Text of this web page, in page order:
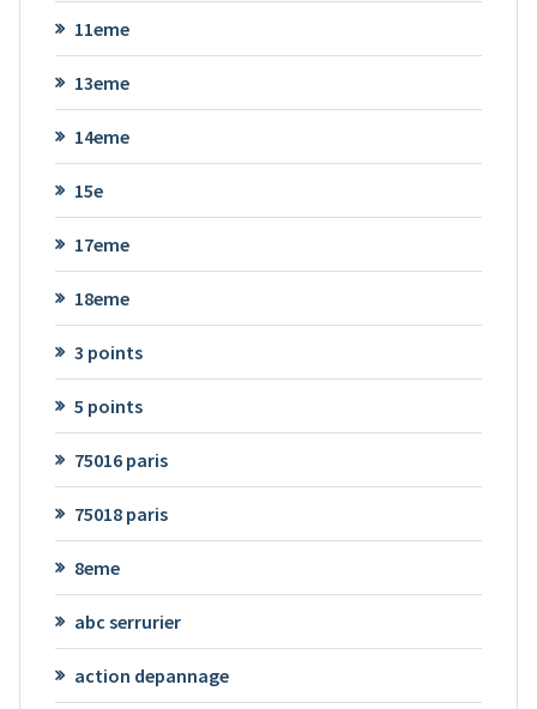
11eme
13eme
14eme
15e
17eme
18eme
3 points
5 points
75016 paris
75018 paris
8eme
abc serrurier
action depannage